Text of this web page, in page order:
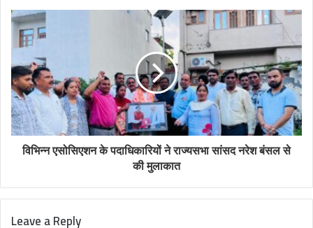
विभिन्न एसोसिएशन के पदाधिकारियों ने राज्यसभा सांसद नरेश बंसल से
की मुलाकात
Leave a Reply